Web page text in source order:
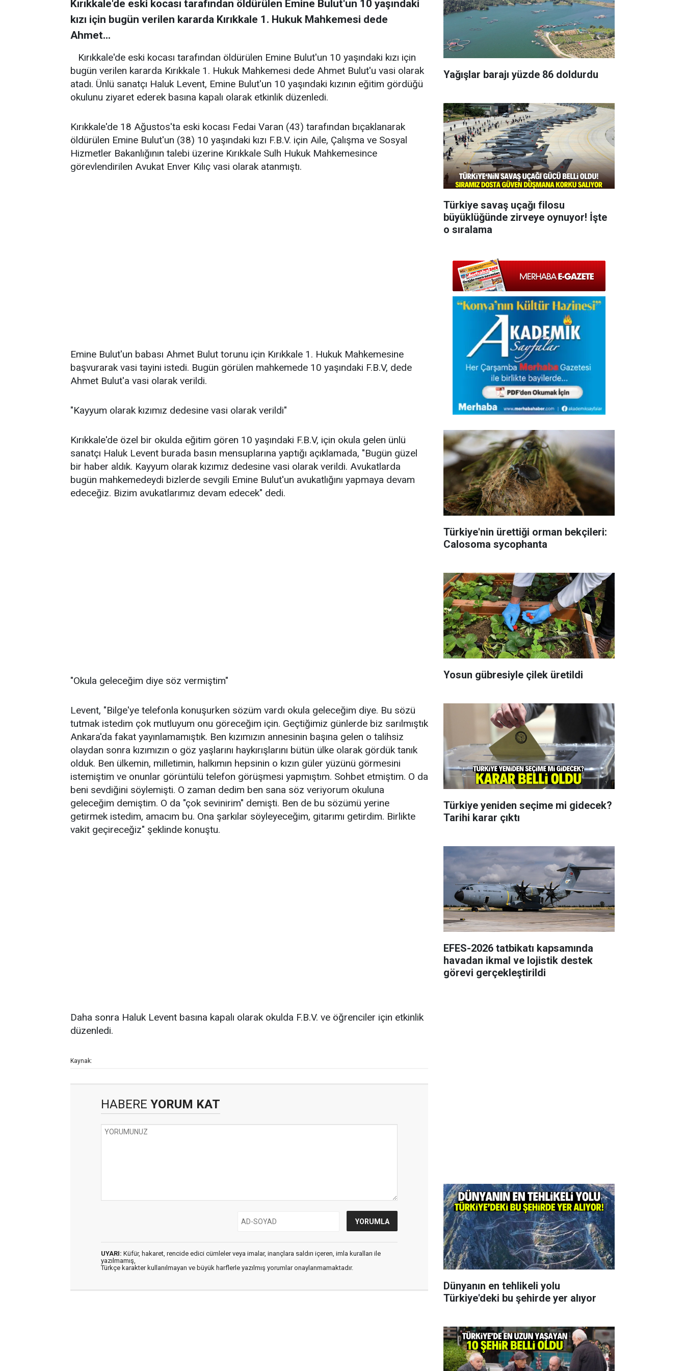
Kırıkkale'de eski kocası tarafından öldürülen Emine Bulut'un 10 yaşındaki
kızı için bugün verilen kararda Kırıkkale 1. Hukuk Mahkemesi dede
Ahmet...
Kırıkkale'de eski kocası tarafından öldürülen Emine Bulut'un 10 yaşındaki kızı için
bugün verilen kararda Kırıkkale 1. Hukuk Mahkemesi dede Ahmet Bulut'u vasi olarak
atadı. Ünlü sanatçı Haluk Levent, Emine Bulut'un 10 yaşındaki kızının eğitim gördüğü
okulunu ziyaret ederek basına kapalı olarak etkinlik düzenledi.
Kırıkkale'de 18 Ağustos'ta eski kocası Fedai Varan (43) tarafından bıçaklanarak
öldürülen Emine Bulut'un (38) 10 yaşındaki kızı F.B.V. için Aile, Çalışma ve Sosyal
Hizmetler Bakanlığının talebi üzerine Kırıkkale Sulh Hukuk Mahkemesince
görevlendirilen Avukat Enver Kılıç vasi olarak atanmıştı.
Emine Bulut'un babası Ahmet Bulut torunu için Kırıkkale 1. Hukuk Mahkemesine
başvurarak vasi tayini istedi. Bugün görülen mahkemede 10 yaşındaki F.B.V, dede
Ahmet Bulut'a vasi olarak verildi.
"Kayyum olarak kızımız dedesine vasi olarak verildi"
Kırıkkale'de özel bir okulda eğitim gören 10 yaşındaki F.B.V, için okula gelen ünlü
sanatçı Haluk Levent burada basın mensuplarına yaptığı açıklamada, "Bugün güzel
bir haber aldık. Kayyum olarak kızımız dedesine vasi olarak verildi. Avukatlarda
bugün mahkemedeydi bizlerde sevgili Emine Bulut'un avukatlığını yapmaya devam
edeceğiz. Bizim avukatlarımız devam edecek" dedi.
"Okula geleceğim diye söz vermiştim"
Levent, "Bilge'ye telefonla konuşurken sözüm vardı okula geleceğim diye. Bu sözü
tutmak istedim çok mutluyum onu göreceğim için. Geçtiğimiz günlerde biz sarılmıştık
Ankara'da fakat yayınlamamıştık. Ben kızımızın annesinin başına gelen o talihsiz
olaydan sonra kızımızın o göz yaşlarını haykırışlarını bütün ülke olarak gördük tanık
olduk. Ben ülkemin, milletimin, halkımın hepsinin o kızın güler yüzünü görmesini
istemiştim ve onunlar görüntülü telefon görüşmesi yapmıştım. Sohbet etmiştim. O da
beni sevdiğini söylemişti. O zaman dedim ben sana söz veriyorum okuluna
geleceğim demiştim. O da "çok sevinirim" demişti. Ben de bu sözümü yerine
getirmek istedim, amacım bu. Ona şarkılar söyleyeceğim, gitarımı getirdim. Birlikte
vakit geçireceğiz" şeklinde konuştu.
Daha sonra Haluk Levent basına kapalı olarak okulda F.B.V. ve öğrenciler için etkinlik
düzenledi.
Kaynak:
HABERE YORUM KAT
UYARI: Küfür, hakaret, rencide edici cümleler veya imalar, inançlara saldırı içeren, imla kuralları ile
yazılmamış,
Türkçe karakter kullanılmayan ve büyük harflerle yazılmış yorumlar onaylanmamaktadır.
Yağışlar barajı yüzde 86 doldurdu
Türkiye savaş uçağı filosu
büyüklüğünde zirveye oynuyor! İşte
o sıralama
Türkiye'nin ürettiği orman bekçileri:
Calosoma sycophanta
Yosun gübresiyle çilek üretildi
Türkiye yeniden seçime mi gidecek?
Tarihi karar çıktı
EFES-2026 tatbikatı kapsamında
havadan ikmal ve lojistik destek
görevi gerçekleştirildi
Dünyanın en tehlikeli yolu
Türkiye'deki bu şehirde yer alıyor